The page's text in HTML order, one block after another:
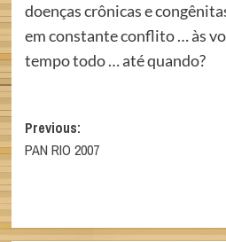
doenças crônicas e
em constante conflito … às
tempo todo … até quando?
Post
navigation
Previous:
PAN RIO 2007